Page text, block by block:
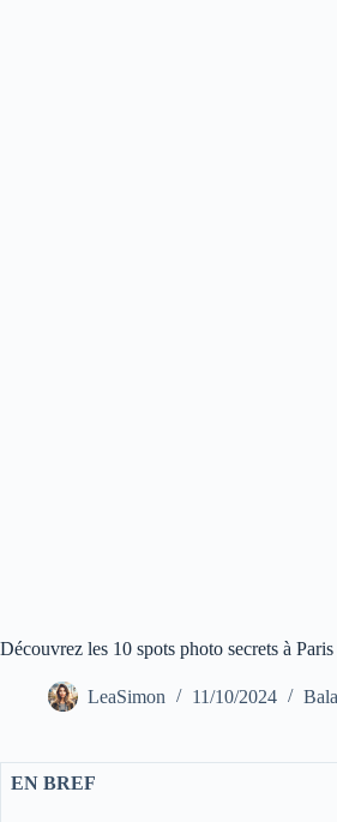
Découvrez les 10 spots photo secrets à
LeaSimon 11/10/2024
EN BREF